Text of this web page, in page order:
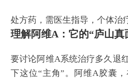
处方药，需医生指导，个体治
理解阿维A：它的“庐山真
要讨论阿维A系统治疗多久退
下这位“主角”。阿维A胶囊